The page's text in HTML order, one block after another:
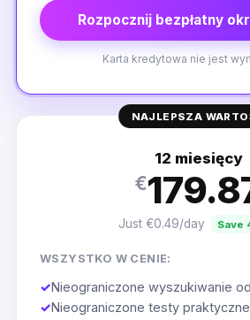
Rozpocznij bezpłatny
Karta kredytowa nie jest
NAJLEPSZA
12 miesięcy
€
Just €0.49/day Save
WSZYSTKO W CENIE:
✓Nieograniczone wyszukiwanie
✓Nieograniczone testy praktyczne